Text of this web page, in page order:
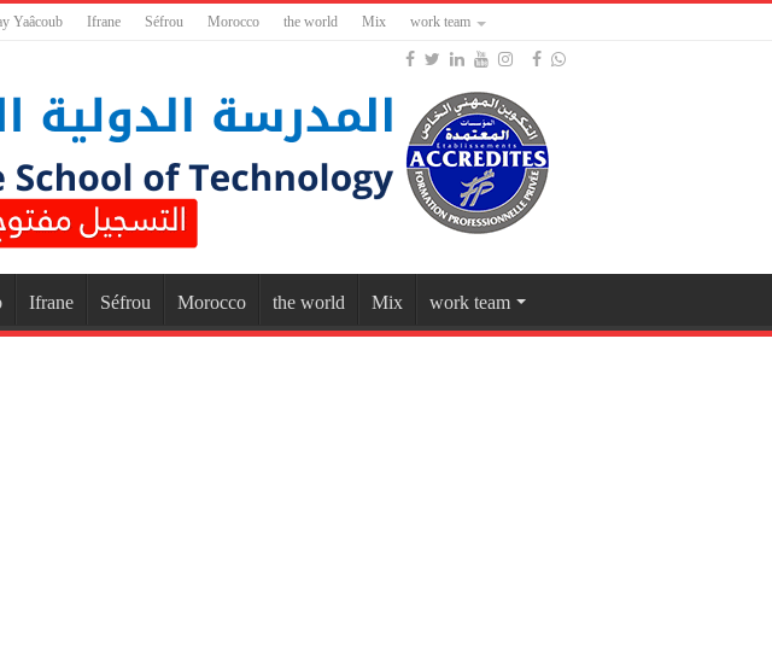
Yaâcoub Ifrane Séfrou Morocco the world Mix work team
Ifrane Séfrou Morocco the world Mix work team